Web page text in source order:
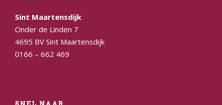
Sint Maartensdijk
Onder de Linden 7
4695 BV Sint Maartensdijk
0166 – 662 469